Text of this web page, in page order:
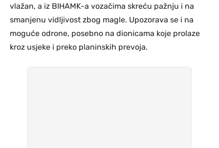
vlažan, a iz BIHAMK-a vozačima skreću pažnju i na
smanjenu vidljivost zbog magle. Upozorava se i na
moguće odrone, posebno na dionicama koje prolaze
kroz usjeke i preko planinskih prevoja.